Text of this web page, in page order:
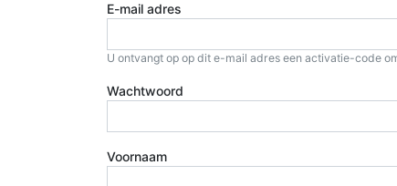
E-mail adres
U ontvangt op op dit e-mail adres een activatie-code
Wachtwoord
Voornaam